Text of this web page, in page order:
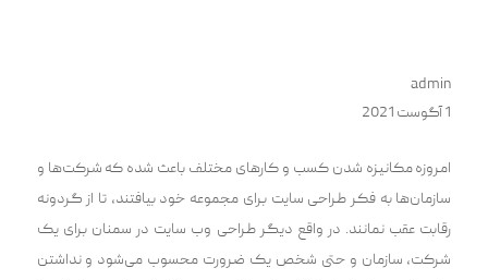
admin
1 آگوست 2021
امروزه مکانیزه شدن کسب و کارهای مختلف باعث شده که شرکت‌ها و
سازمان‌ها به فکر طراحی سایت برای مجموعه خود بیافتند، تا از گردونه
رقابت عقب نمانند. در واقع دیگر طراحی وب سایت در سمنان برای یک
شرکت، سازمان و حتی شخص یک ضرورت محسوب می‌شود و نداشتن